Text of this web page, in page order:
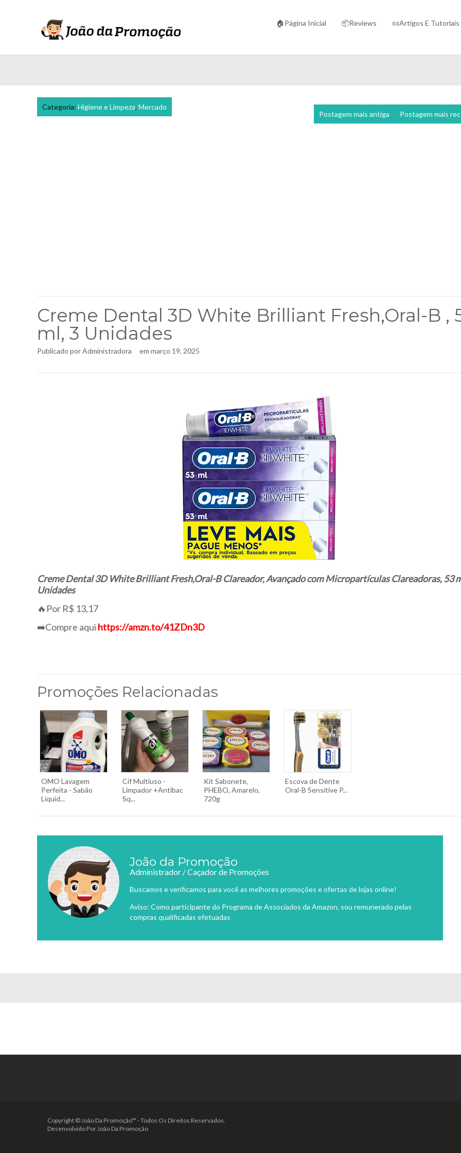
🏠Página Inicial 📦Reviews 📜Artigos E Tutoriais
Categoria: Higiene e Limpeza, Mercado
Postagem mais
Postagem mais antiga
Creme Dental 3D White Brilliant Fresh,Oral-B ,
ml, 3 Unidades
Publicado porAdministradora em março 19, 2025
Creme Dental 3D White Brilliant Fresh,Oral-B Clareador, Avançado com Micropartículas Clareadoras, 53
Unidades
🔥Por R$ 13,17
➡️Compre aqui https://amzn.to/41ZDn3D
Promoções Relacionadas
OMO Lavagem
Perfeita - Sabão
Líquid...
Cif Multiuso -
Limpador +Antibac
Sq...
Kit Sabonete,
PHEBO, Amarelo,
720g
Escova de Dente
Oral-B Sensitive P...
João da Promoção
Administrador / Caçador de Promoções
Buscamos e verificamos para você as melhores promoções e ofertas de lojas online!
Aviso: Como participante do Programa de Associados da Amazon, sou remunerado pelas
compras qualificadas efetuadas
Copyright © João Da Promoção™ - Todos Os Direitos Reservados.
Desenvolvido Por João Da Promoção